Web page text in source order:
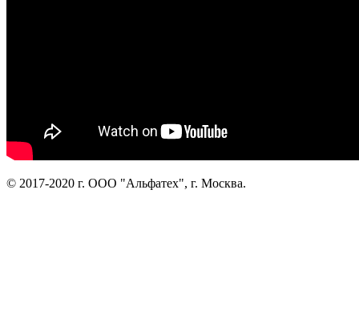
© 2017-2020 г. ООО "Альфатех", г. Москва.